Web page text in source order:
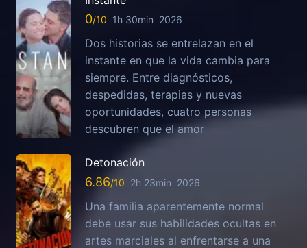
0 1h 30min 2026
Dos historias se entrelazan en el
instante en que la vida cambia para
siempre. Entre diagnósticos,
despedidas, terapias y nuevas
oportunidades, cuatro personas
descubren que el amor
Detonación
6.86 2h 23min 2026
Una familia aparentemente normal
debe usar sus habilidades ocultas en
artes marciales al enfrentarse a una